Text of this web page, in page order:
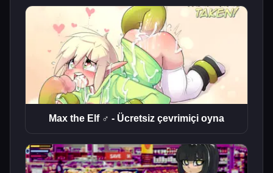
Max the Elf ♂ - Ücretsiz çevrimiçi oyna